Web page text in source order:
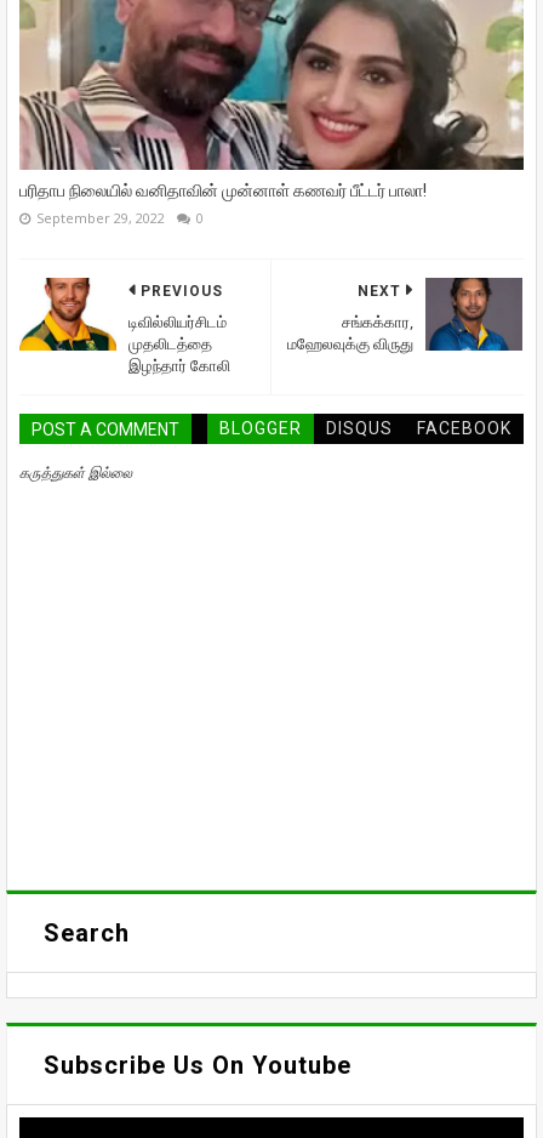
பரிதாப நிலையில் வனிதாவின் முன்னாள் கணவர் பீட்டர் பாலா!
September 29, 2022 0
NEXT
சங்கக்கார,
மஹேலவுக்கு விருது
PREVIOUS
டிவில்லியர்சிடம்
முதலிடத்தை
இழந்தார் கோலி
POST A COMMENT BLOGGER DISQUS FACEBOOK
கருத்துகள் இல்லை
Search
Subscribe Us On Youtube